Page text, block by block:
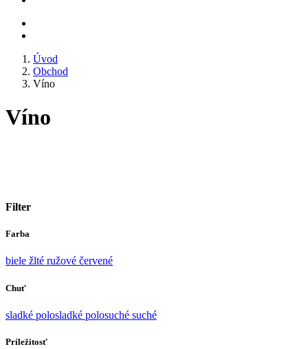
Úvod
Obchod
Víno
Víno
Filter
Farba
biele žlté ružové červené
Chuť
sladké polosladké polosuché suché
Príležitosť